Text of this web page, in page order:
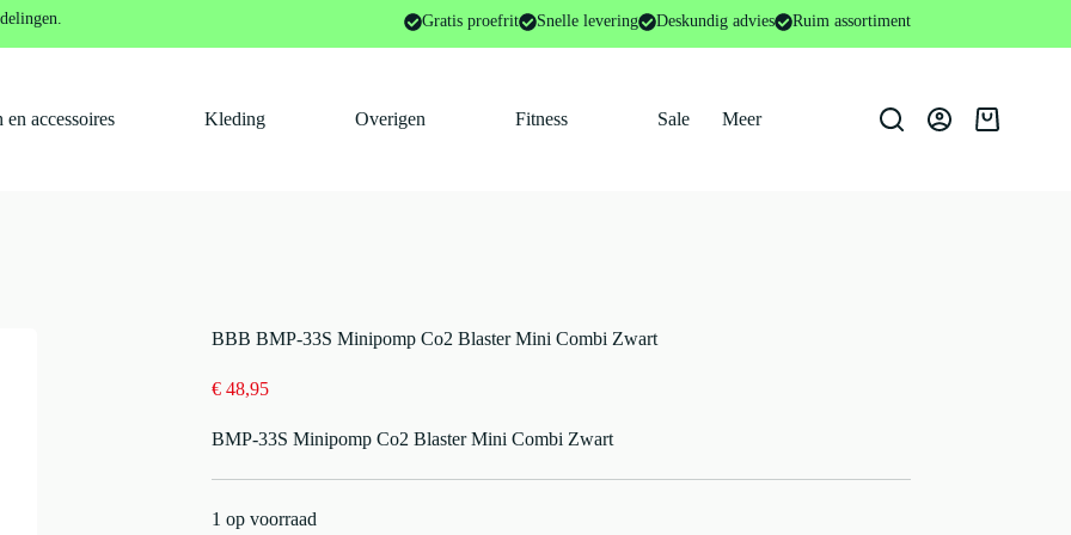
Gratis proefrit Snelle levering Deskundig advies Ruim assortiment
en accessoires Kleding Overigen Fitness Sale Meer
BBB BMP-33S Minipomp Co2 Blaster Mini Combi Zwart
BBB BMP-33S Minipomp Co2 Blaster Mini Combi Zwart
€48,95
BMP-33S Minipomp Co2 Blaster Mini Combi Zwart
1 op voorraad